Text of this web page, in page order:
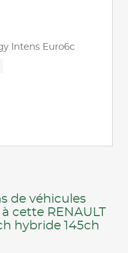
Intens Euro6c
de véhicules
cette RENAULT
hybride 145ch